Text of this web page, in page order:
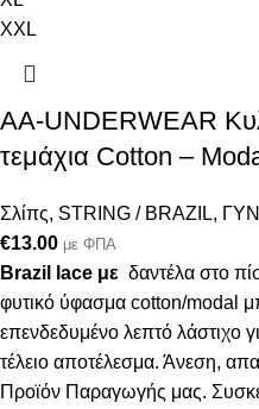
XXL
AA-UNDERWEAR
τεμάχια Cotton –
Σλίπς, STRING / BRAZIL,
€13.00 με ΦΠΑ
Brazil lace με δαντέλα στο
φυτικό ύφασμα cotton/modal
επενδεδυμένο λεπτό λάστιχο
τέλειο αποτέλεσμα. Άνεση,
Προϊόν Παραγωγής μας.